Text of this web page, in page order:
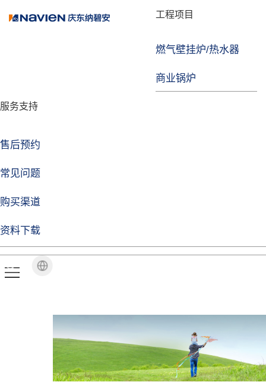
工程项目
燃气壁挂炉/热水器
商业锅炉
服务支持
售后预约
常见问题
购买渠道
资料下载
品牌故事
技术实力
企业动态
益达注册Life
品牌视角